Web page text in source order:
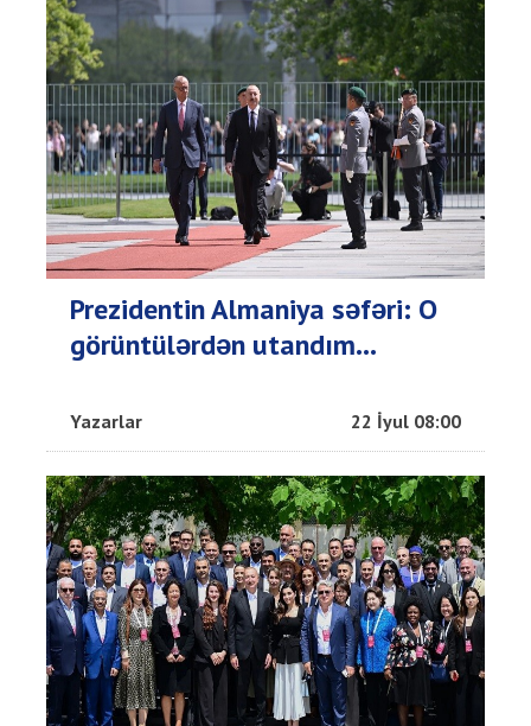
Prezidentin Almaniya səfəri: O
görüntülərdən utandım...
Yazarlar 22 İyul 08:00